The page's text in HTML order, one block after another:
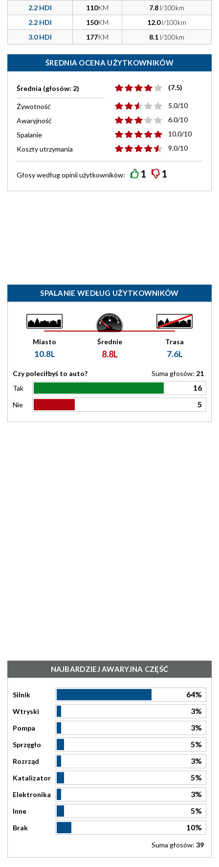
2.2 HDI
110KM 7.8 l/100km
2.2 HDI
150KM 12.0l/100km
3.0 HDI
177KM 8.1 l/100km
ŚREDNIA OCENA UŻYTKOWNIKÓW
Średnia (głosów: 2) (7.5)
Żywotność
5.0/10
Awaryjność
6.0/10
Spalanie
10.0/10
Koszty utrzymania
9.0/10
Głosy wedługopiniiużytkowników: 1 1
SPALANIE WEDŁUG UŻYTKOWNIKÓW
Miasto
10.8L
Średnie
8.8L
Trasa
7.6L
Czy poleciłbyś to auto? Suma głosów: 21
Tak
16
Nie 5
NAJBARDZIEJ AWARYJNA CZĘŚĆ
Silnik 64%
Wtryski 3%
Pompa 3%
Sprzęgło 5%
Rozrząd 3%
Katalizator 5%
Elektronika 3%
Inne 5%
Brak 10%
Suma głosów: 39